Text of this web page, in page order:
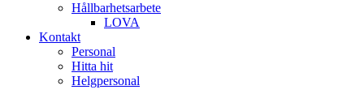
Hållbarhetsarbete
LOVA
Kontakt
Personal
Hitta hit
Helgpersonal